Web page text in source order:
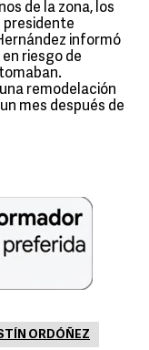
de la zona, los
presidente
informó
riesgo de
remodelación
mes después de
ORDÓÑEZ